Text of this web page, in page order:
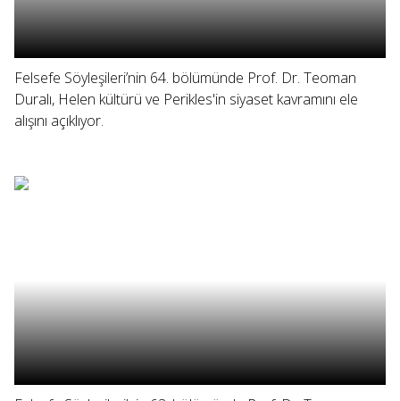
Felsefe Söyleşileri’nin 64. bölümünde Prof. Dr. Teoman
Duralı, Helen kültürü ve Perikles'in siyaset kavramını ele
alışını açıklıyor.